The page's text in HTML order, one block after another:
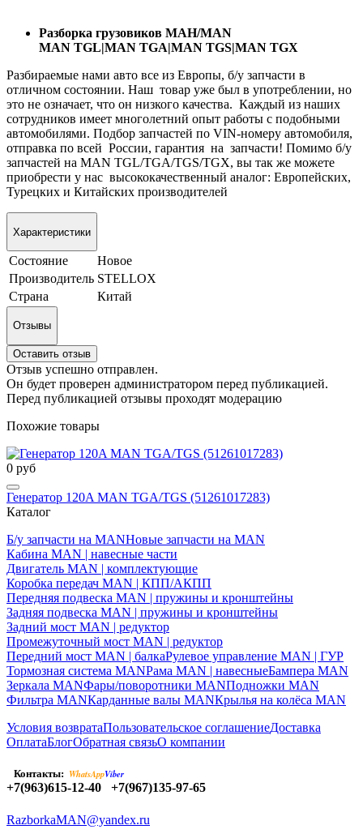
Разборка грузовиков МАН/MAN
MAN TGL|MAN TGA|MAN TGS|MAN TGX
Разбираемые нами авто все из Европы, б/у запчасти в
отличном состоянии. Наш товар уже был в употреблении, но
это не означает, что он низкого качества. Каждый из наших
сотрудников имеет многолетний опыт работы с подобными
автомобилями. Подбор запчастей по VIN-номеру автомобиля,
отправка по всей России, гарантия на запчасти! Помимо б/у
запчастей на MAN TGL/TGA/TGS/TGX, вы так же можете
приобрести у нас высококачественный аналог: Европейских,
Турецких и Китайских производителей
Характеристики
Состояние
Новое
Производитель STELLOX
Страна
Китай
Отзывы
Оставить отзыв
Отзыв успешно отправлен.
Он будет проверен администратором перед публикацией.
Перед публикацией отзывы проходят модерацию
Похожие товары
0 руб
Генератор 120A MAN TGA/TGS (51261017283)
Каталог
Б/у запчасти на MANНовые запчасти на MAN
Кабина MAN | навесные части
Двигатель MAN | комплектующие
Коробка передач MAN | КПП/АКПП
Передняя подвеска MAN | пружины и кронштейны
Задняя подвеска MAN | пружины и кронштейны
Задний мост MAN | редуктор
Промежуточный мост MAN | редуктор
Передний мост MAN | балкаРулевое управление MAN | ГУР
Тормозная система MANРама MAN | навесныеБампера MAN
Зеркала MANФары/поворотники MANПодножки MAN
Фильтра MANКарданные валы MANКрылья на колёса MAN
Условия возвратаПользовательское соглашениеДоставка
ОплатаБлогОбратная связьО компании
Контакты: WhatsAppViber
+7(963)615-12-40 +7(967)135-97-65
RazborkaMAN@yandex.ru